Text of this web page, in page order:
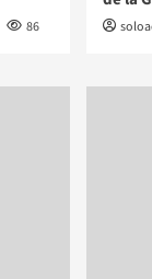
86